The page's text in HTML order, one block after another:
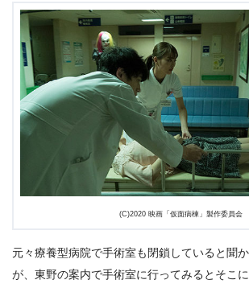
(C)2020 映画「仮面病棟」製作委員会
元々療養型病院で手術室も閉鎖していると聞
が、東野の案内で手術室に行ってみるとそこ